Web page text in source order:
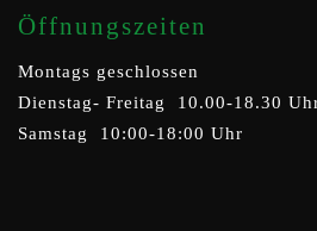
Öffnungszeiten
Montags geschlossen
Dienstag- Freitag 10.00-18.30
Samstag 10:00-18:00 Uhr